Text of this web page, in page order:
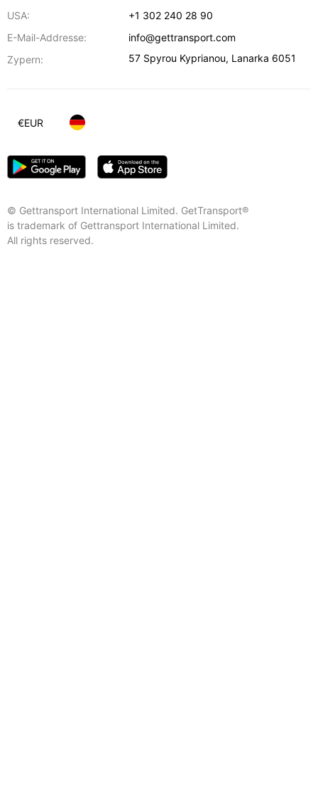
USA:
+1 302 240 28 90
E-Mail-Addresse:
info@gettransport.com
Zypern:
57 Spyrou Kyprianou, Lanarka 6051
© Gettransport International Limited. GetTransport®
is trademark of Gettransport International Limited.
All rights reserved.
€EUR